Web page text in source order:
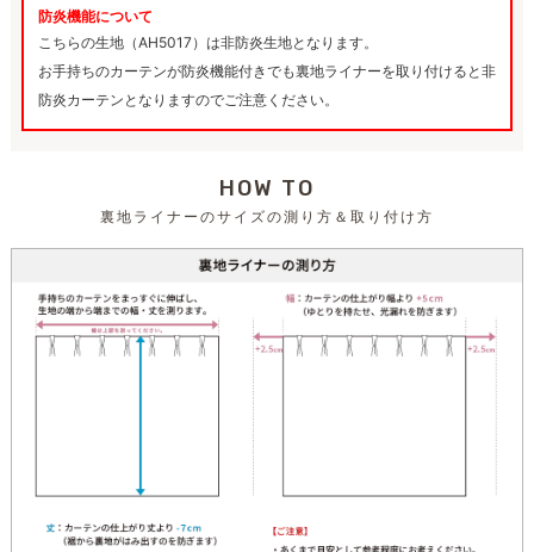
防炎機能について
こちらの生地（AH5017）は非防炎生地となります。
お手持ちのカーテンが防炎機能付きでも裏地ライナーを取り付けると非
防炎カーテンとなりますのでご注意ください。
HOW TO
裏地ライナーのサイズの測り方＆取り付け方